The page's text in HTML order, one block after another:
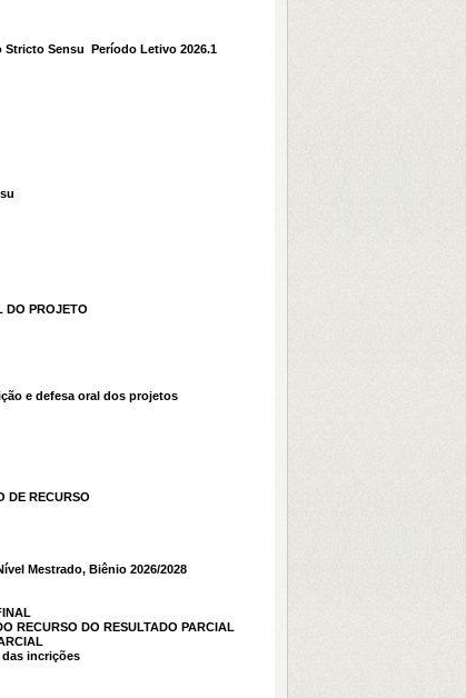
Sensu  Período Letivo 2026.1
DO PROJETO
e defesa oral dos projetos
DE RECURSO
Mestrado, Biênio 2026/2028
RECURSO DO RESULTADO PARCIAL
das incrições